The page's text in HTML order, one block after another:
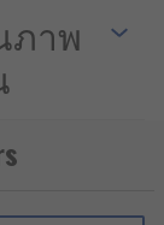
ภาพ